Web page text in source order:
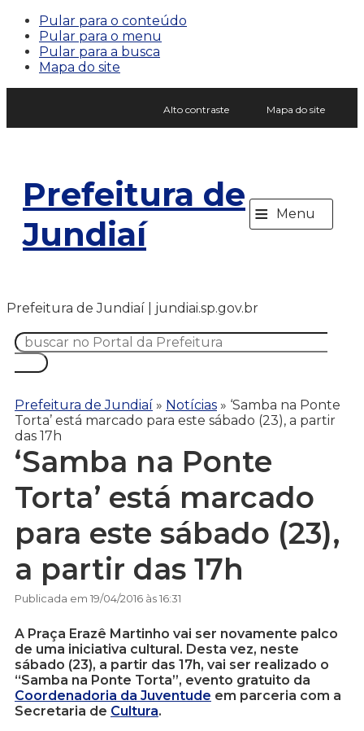
Pular para o conteúdo
Pular para o menu
Pular para a busca
Mapa do site
Alto contraste Mapa do site
Prefeitura de
Jundiaí
≡ Menu
Prefeitura de Jundiaí | jundiai.sp.gov.br
Prefeitura de Jundiaí » Notícias » ‘Samba na Ponte
Torta’ está marcado para este sábado (23), a partir
das 17h
‘Samba na Ponte
Torta’ está marcado
para este sábado (23),
a partir das 17h
Publicada em 19/04/2016 às 16:31
A Praça Erazê Martinho vai ser novamente palco
de uma iniciativa cultural. Desta vez, neste
sábado (23), a partir das 17h, vai ser realizado o
“Samba na Ponte Torta”, evento gratuito da
Coordenadoria da Juventude em parceria com a
Secretaria de Cultura.